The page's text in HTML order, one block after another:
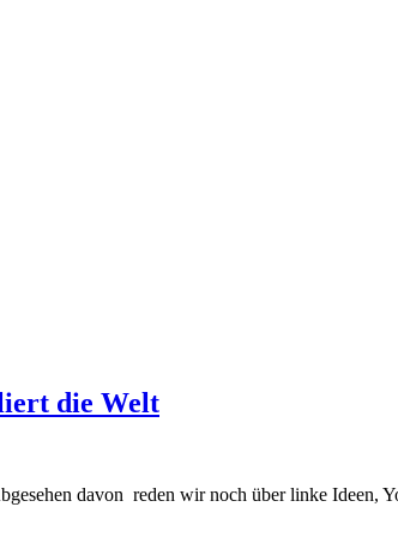
die Welt
davon reden wir noch über linke Ideen,